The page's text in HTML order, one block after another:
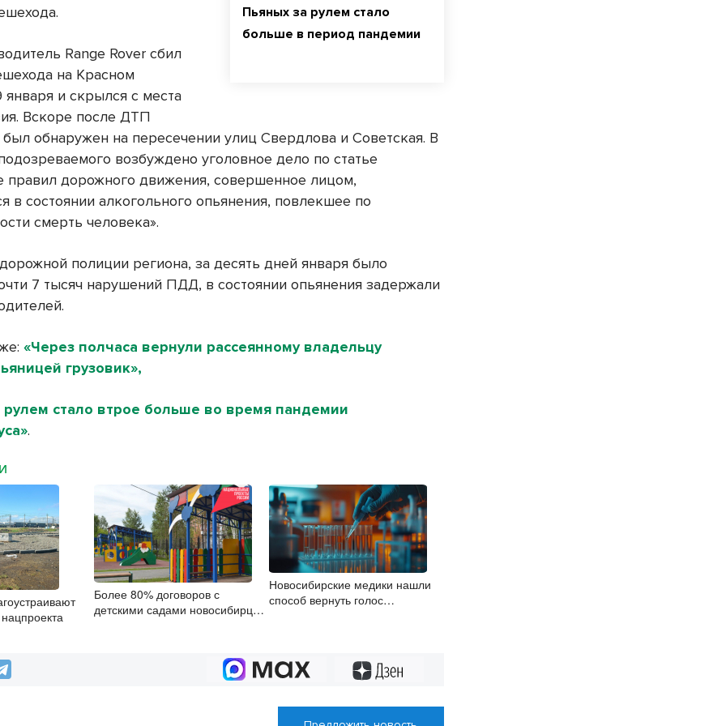
Пьяных за рулем стало
больше в период пандемии
Range Rover сбил
на Красном
января и скрылся с места
Вскоре после ДТП
обнаружен на пересечении улиц Свердлова и Советская. В
возбуждено уголовное дело по статье
правил дорожного движения, совершенное лицом,
в состоянии алкогольного опьянения, повлекшее по
смерть человека».
полиции региона, за десять дней января было
7 тысяч нарушений ПДД, в состоянии опьянения задержали
«Через полчаса вернули рассеянному владельцу
грузовик»,
рулем стало втрое больше во время пандемии
.
Более 80% договоров с
детскими садами новосибирцы
Новосибирские медики нашли
способ вернуть голос